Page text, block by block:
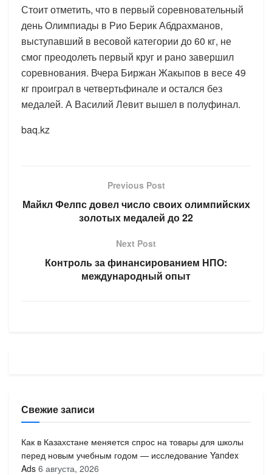
Стоит отметить, что в первый соревновательный
день Олимпиады в Рио Берик Абдрахманов,
выступавший в весовой категории до 60 кг, не
смог преодолеть первый круг и рано завершил
соревнования. Вчера Биржан Жакыпов в весе 49
кг проиграл в четвертьфинале и остался без
медалей. А Василий Левит вышел в полуфинал.
baq.kz
Previous Post
Майкл Фелпс довел число своих олимпийских
золотых медалей до 22
Next Post
Контроль за финансированием НПО:
международный опыт
Свежие записи
Как в Казахстане меняется спрос на товары для школы
перед новым учебным годом — исследование Yandex
Ads 6 августа, 2026